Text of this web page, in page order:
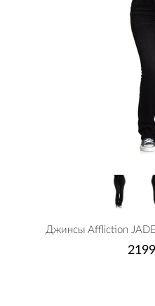
Джинсы Affliction